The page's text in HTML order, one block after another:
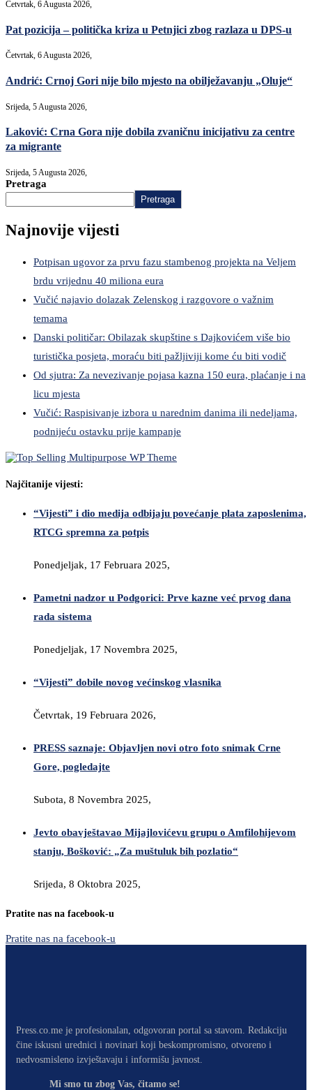
Četvrtak, 6 Augusta 2026,
Pat pozicija – politička kriza u Petnjici zbog razlaza u DPS-u
Četvrtak, 6 Augusta 2026,
Andrić: Crnoj Gori nije bilo mjesto na obilježavanju „Oluje“
Srijeda, 5 Augusta 2026,
Laković: Crna Gora nije dobila zvaničnu inicijativu za centre
za migrante
Srijeda, 5 Augusta 2026,
Pretraga
Pretraga
Najnovije vijesti
Potpisan ugovor za prvu fazu stambenog projekta na Veljem
brdu vrijednu 40 miliona eura
Vučić najavio dolazak Zelenskog i razgovore o važnim
temama
Danski političar: Obilazak skupštine s Dajkovićem više bio
turistička posjeta, moraću biti pažljiviji kome ću biti vodič
Od sjutra: Za nevezivanje pojasa kazna 150 eura, plaćanje i na
licu mjesta
Vučić: Raspisivanje izbora u narednim danima ili nedeljama,
podnijeću ostavku prije kampanje
Najčitanije vijesti:
“Vijesti” i dio medija odbijaju povećanje plata zaposlenima,
RTCG spremna za potpis
Ponedjeljak, 17 Februara 2025,
Pametni nadzor u Podgorici: Prve kazne već prvog dana
rada sistema
Ponedjeljak, 17 Novembra 2025,
“Vijesti” dobile novog većinskog vlasnika
Četvrtak, 19 Februara 2026,
PRESS saznaje: Objavljen novi otro foto snimak Crne
Gore, pogledajte
Subota, 8 Novembra 2025,
Jevto obavještavao Mijajlovićevu grupu o Amfilohijevom
stanju, Bošković: „Za muštuluk bih pozlatio“
Srijeda, 8 Oktobra 2025,
Pratite nas na facebook-u
Pratite nas na facebook-u
Press.co.me je profesionalan, odgovoran portal sa stavom. Redakciju
čine iskusni urednici i novinari koji beskompromisno, otvoreno i
nedvosmisleno izvještavaju i informišu javnost.
Mi smo tu zbog Vas, čitamo se!